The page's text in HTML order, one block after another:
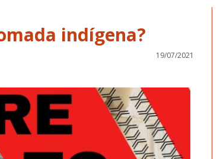
indígena?
19/07/2021